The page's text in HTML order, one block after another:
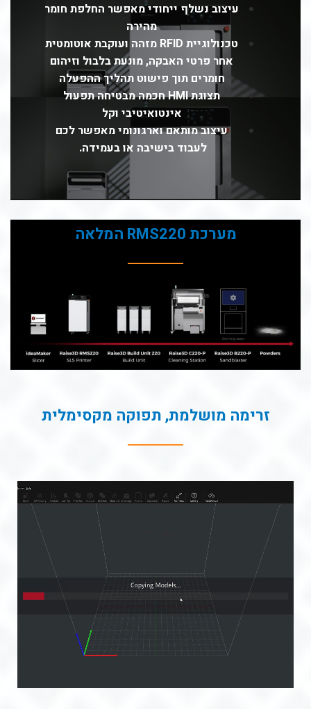
עיצוב נשלף ייחודי מאפשר החלפת חומר
מהירה
טכנולוגיית RFID מזהה ועוקבת אוטומטית
אחר פרטי האבקה, מונעת בלבול וזיהום
חומרים תוך פישוט תהליך ההפעלה
תצוגת HMI חכמה מבטיחה תפעול
אינטואיטיבי וקל
עיצוב מותאם וארגונומי מאפשר לכם
לעבוד בישיבה או בעמידה.
מערכת RMS220 המלאה
זרימה מושלמת, תפוקה מקסימלית